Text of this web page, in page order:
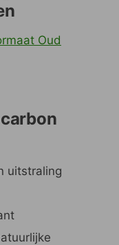
Oud
uitstraling